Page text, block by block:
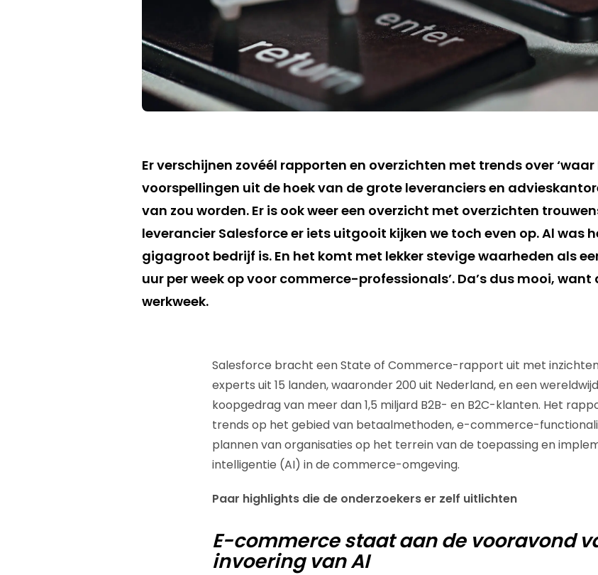
Er verschijnen zovéél rapporten en overzichten met trends over
voorspellingen uit de hoek van de grote leveranciers en
van zou worden. Er is ook weer een overzicht met overzichten
leverancier Salesforce er iets uitgooit kijken we toch even op. Al was
gigagroot bedrijf is. En het komt met lekker stevige waarheden als
uur per week op voor commerce-professionals’. Da’s dus mooi,
werkweek.
Salesforce bracht een State of Commerce-rapport uit met
experts uit 15 landen, waaronder 200 uit Nederland, en een
koopgedrag van meer dan 1,5 miljard B2B- en B2C-klanten. Het
trends op het gebied van betaalmethoden, e-commerce-
plannen van organisaties op het terrein van de toepassing en
intelligentie (AI) in de commerce-omgeving.
Paar highlights die de onderzoekers er zelf uitlichten
E-commerce staat aan de vooravond
invoering van AI